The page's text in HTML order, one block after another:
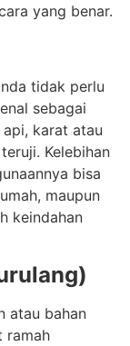
yang benar.
tidak perlu
sebagai
karat atau
Kelebihan
bisa
maupun
keindahan
atau bahan
ramah